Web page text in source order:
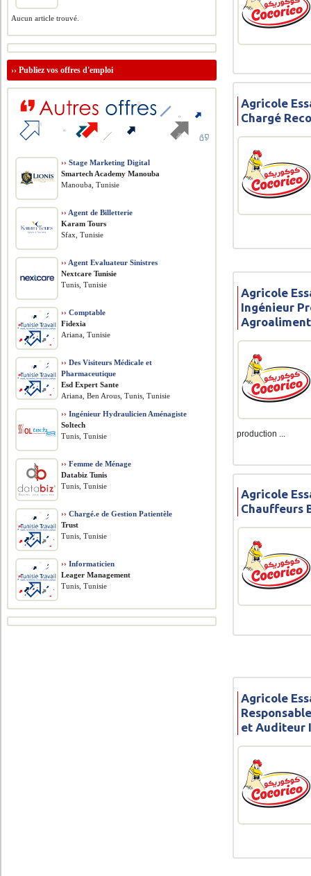
Agricole
Chargé
Agricole
Ingénieur
production ...
Agricole
Chauffeurs
Agricole
et Auditeur
Aucun article trouvé.
››Publiez vos offres d'emploi
›› Stage Marketing Digital
Smartech Academy Manouba
Manouba, Tunisie
›› Agent de Billetterie
Karam Tours
Sfax, Tunisie
›› Agent Evaluateur Sinistres
Nextcare Tunisie
Tunis, Tunisie
›› Comptable
Fidexia
Ariana, Tunisie
›› Des Visiteurs Médicale et
Pharmaceutique
Esd Expert Sante
Ariana, Ben Arous, Tunis, Tunisie
›› Ingénieur Hydraulicien Aménagiste
Soltech
Tunis, Tunisie
›› Femme de Ménage
Databiz Tunis
Tunis, Tunisie
›› Chargé.e de Gestion Patientèle
Trust
Tunis, Tunisie
›› Informaticien
Leager Management
Tunis, Tunisie